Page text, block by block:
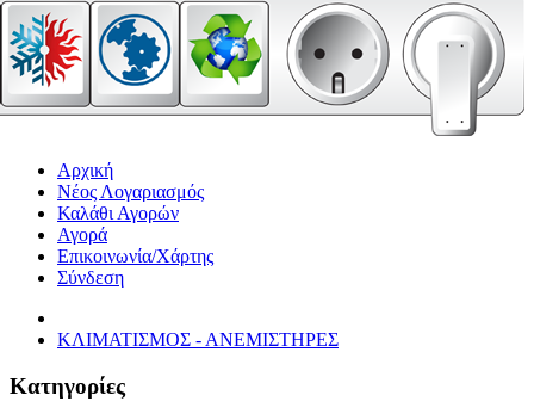
Αρχική
Νέος Λογαριασμός
Καλάθι Αγορών
Αγορά
Επικοινωνία/Χάρτης
Σύνδεση
ΚΛΙΜΑΤΙΣΜΟΣ - ΑΝΕΜΙΣΤΗΡΕΣ
Κατηγορίες